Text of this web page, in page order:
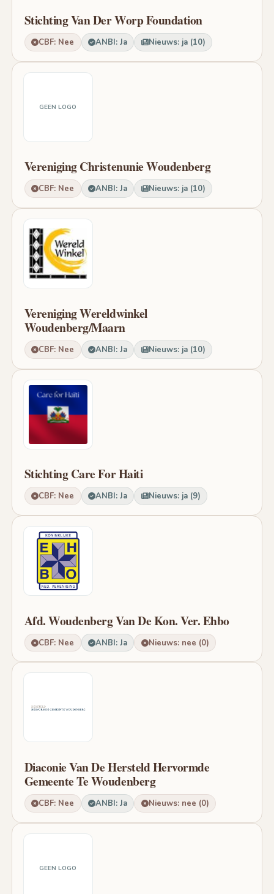
Stichting Van Der Worp Foundation
CBF: Nee ANBI: Ja Nieuws: ja (10)
GEEN LOGO
Vereniging Christenunie Woudenberg
CBF: Nee ANBI: Ja Nieuws: ja (10)
Vereniging Wereldwinkel
Woudenberg/Maarn
CBF: Nee ANBI: Ja Nieuws: ja (10)
Stichting Care For Haiti
CBF: Nee ANBI: Ja Nieuws: ja (9)
Afd. Woudenberg Van De Kon. Ver. Ehbo
CBF: Nee ANBI: Ja Nieuws: nee (0)
Diaconie Van De Hersteld Hervormde
Gemeente Te Woudenberg
CBF: Nee ANBI: Ja Nieuws: nee (0)
GEEN LOGO